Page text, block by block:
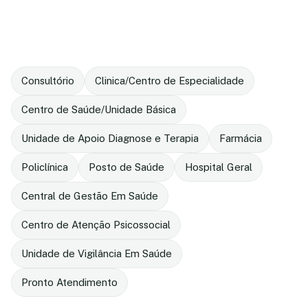
Consultório Clinica/Centro de Especialidade
Centro de Saúde/Unidade Básica
Unidade de Apoio Diagnose e Terapia Farmácia
Policlínica Posto de Saúde Hospital Geral
Central de Gestão Em Saúde
Centro de Atenção Psicossocial
Unidade de Vigilância Em Saúde
Pronto Atendimento